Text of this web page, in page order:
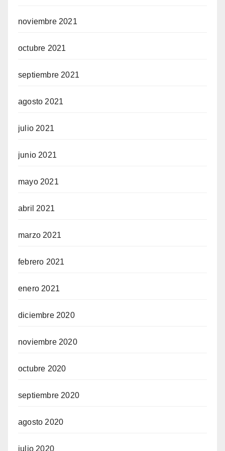
noviembre 2021
octubre 2021
septiembre 2021
agosto 2021
julio 2021
junio 2021
mayo 2021
abril 2021
marzo 2021
febrero 2021
enero 2021
diciembre 2020
noviembre 2020
octubre 2020
septiembre 2020
agosto 2020
julio 2020